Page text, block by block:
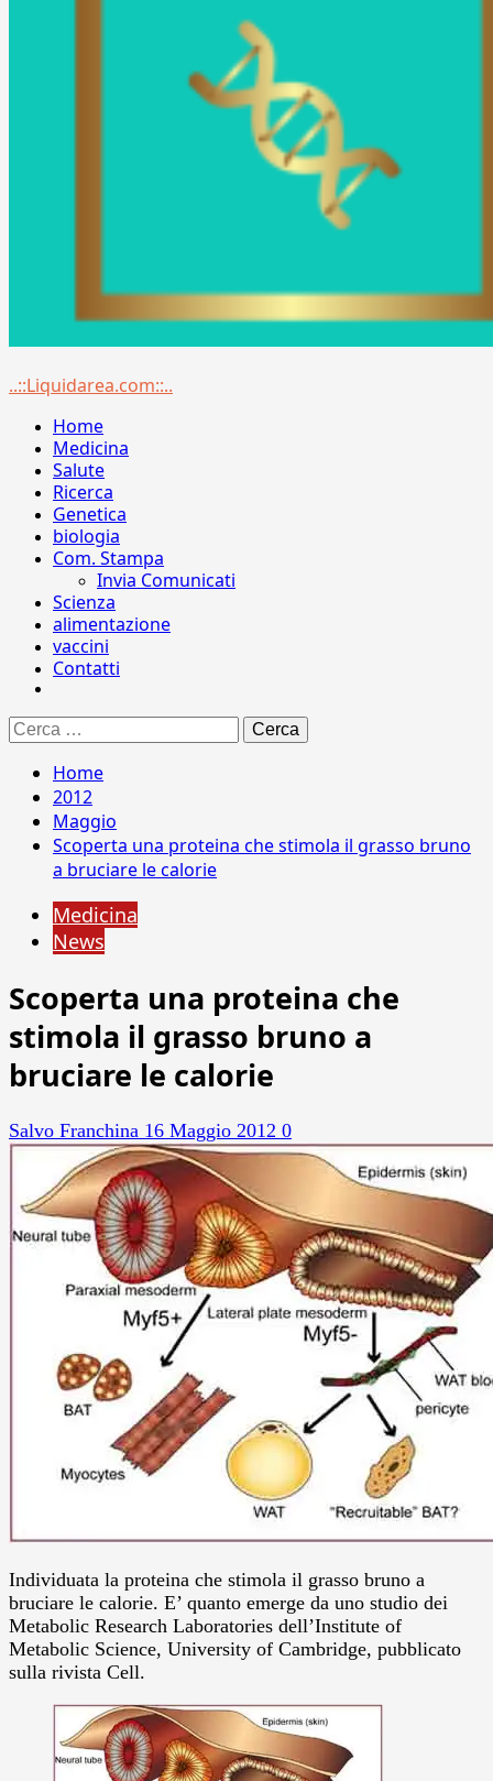
Menu
..::Liquidarea.com::..
Home
Medicina
Salute
Ricerca
Genetica
biologia
Com. Stampa
Invia Comunicati
Scienza
alimentazione
vaccini
Contatti
Ricerca
per:
Home
2012
Maggio
Scoperta una proteina che stimola il grasso bruno
a bruciare le calorie
Medicina
News
Scoperta una proteina che
stimola il grasso bruno a
bruciare le calorie
Salvo Franchina 16 Maggio 2012 0
Individuata la proteina che stimola il grasso bruno a
bruciare le calorie. E’ quanto emerge da uno studio dei
Metabolic Research Laboratories dell’Institute of
Metabolic Science, University of Cambridge, pubblicato
sulla rivista Cell.